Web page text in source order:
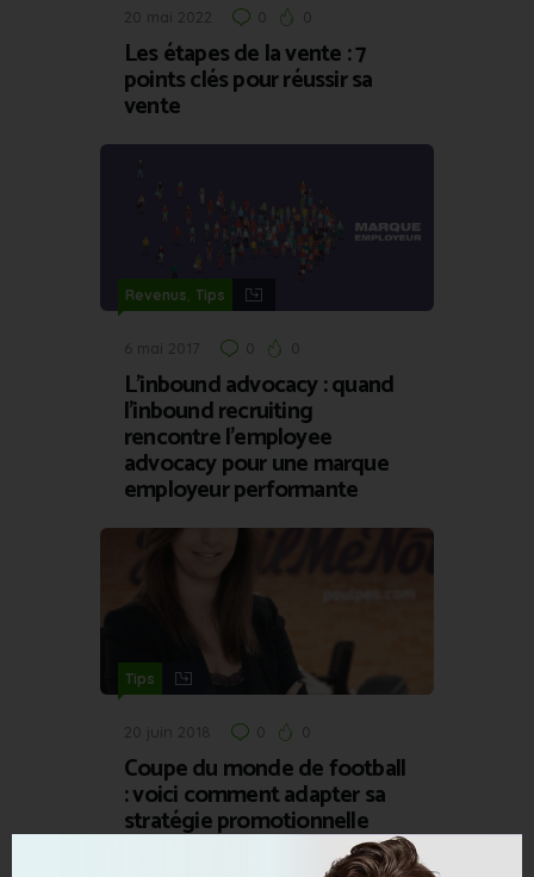
20 mai 2022 0 0
Les étapes de la vente : 7
points clés pour réussir sa
vente
Revenus, Tips
6 mai 2017 0 0
L’inbound advocacy : quand
l’inbound recruiting
rencontre l’employee
advocacy pour une marque
employeur performante
Tips
20 juin 2018 0 0
Coupe du monde de football
: voici comment adapter sa
stratégie promotionnelle